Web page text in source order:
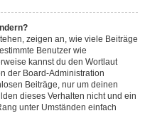
zeigen an, wie viele Beiträge
Benutzer wie
kannst du den Wortlaut
der Board-Administration
Beiträge, nur um deinen
dieses Verhalten nicht und ein
unter Umständen einfach